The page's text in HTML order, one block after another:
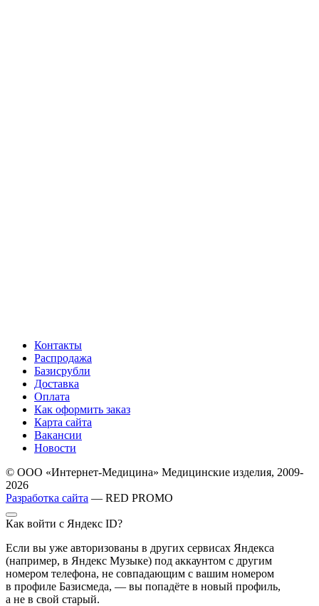
Контакты
Распродажа
Базисрубли
Доставка
Оплата
Как оформить заказ
Карта сайта
Вакансии
Новости
© ООО «Интернет-Медицина» Медицинские изделия, 2009-
2026
Разработка сайта — RED PROMO
Как войти с Яндекс ID?
Если вы уже авторизованы в других сервисах Яндекса
(например, в Яндекс Музыке) под аккаунтом с другим
номером телефона, не совпадающим с вашим номером
в профиле Базисмеда, — вы попадёте в новый профиль,
а не в свой старый.